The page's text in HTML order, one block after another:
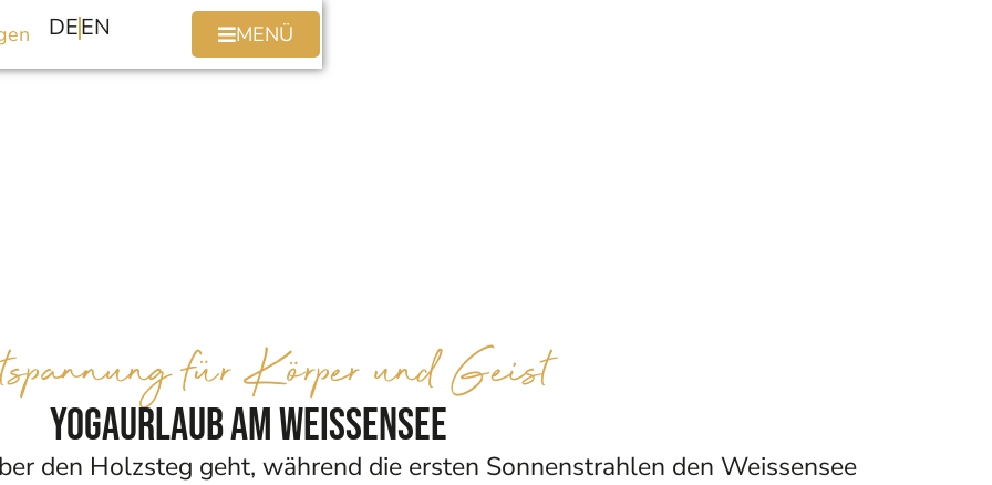
DEEN MENÜ
für Körper und Geist
Yogaurlaub am Weissensee
den Holzsteg geht, während die ersten Sonnenstrahlen den Weissensee